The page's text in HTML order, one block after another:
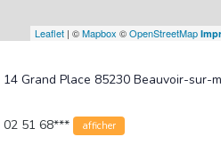
Leaflet| ©Mapbox ©OpenStreetMap
14 Grand Place 85230 Beauvoir-sur-
02 51 68*** afficher